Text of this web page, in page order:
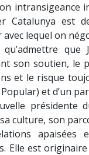
Catalunya est
lequel on
son soutien, le
et le risque
et d’un
présidente
culture, son
apaisées
Elle est